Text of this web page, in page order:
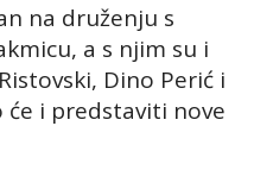
na druženju s
a s njim su i
Dino Perić i
i predstaviti nove